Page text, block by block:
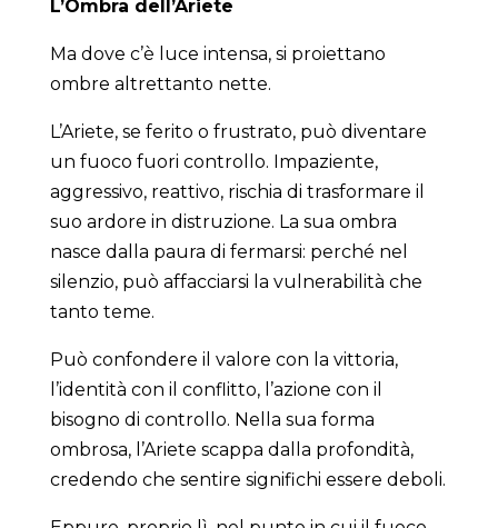
L’Ombra dell’Ariete
Ma dove c’è luce intensa, si proiettano
ombre altrettanto nette.
L’Ariete, se ferito o frustrato, può diventare
un fuoco fuori controllo. Impaziente,
aggressivo, reattivo, rischia di trasformare il
suo ardore in distruzione. La sua ombra
nasce dalla paura di fermarsi: perché nel
silenzio, può affacciarsi la vulnerabilità che
tanto teme.
Può confondere il valore con la vittoria,
l’identità con il conflitto, l’azione con il
bisogno di controllo. Nella sua forma
ombrosa, l’Ariete scappa dalla profondità,
credendo che sentire significhi essere deboli.